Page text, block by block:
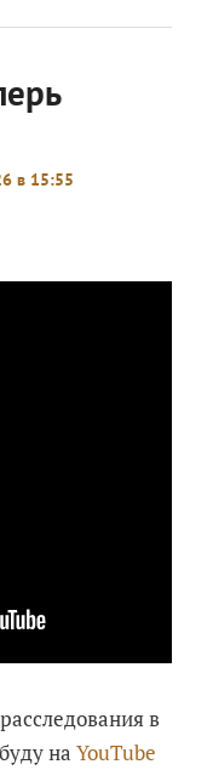
в 15:55
в
наYouTube